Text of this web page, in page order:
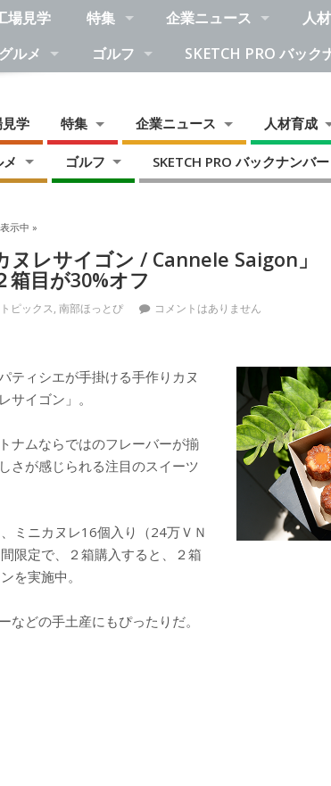
場見学 特集 企業ニュース 人
グルメ ゴルフ SKETCH PRO バック
学 特集 企業ニュース 人材育成
ゴルフ SKETCH PRO バックナンバー
示中 »
ヌレサイゴン / Cannele Saigon」
箱目が30%オフ
ピックス, 南部ほっとぴ コメントはありません
ティシエが手掛ける手作りカヌ
サイゴン」。
ナムならではのフレーバーが揃
さが感じられる注目のスイーツ
ミニカヌレ16個入り（24万ＶＮ
限定で、２箱購入すると、２箱
を実施中。
などの手土産にもぴったりだ。